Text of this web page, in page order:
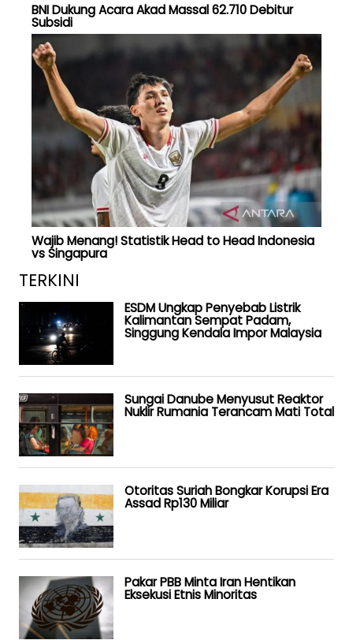
BNI Dukung Acara Akad Massal 62.710 Debitur
Subsidi
Wajib Menang! Statistik Head to Head Indonesia
vs Singapura
TERKINI
ESDM Ungkap Penyebab Listrik
Kalimantan Sempat Padam,
Singgung Kendala Impor Malaysia
Sungai Danube Menyusut Reaktor
Nuklir Rumania Terancam Mati Total
Otoritas Suriah Bongkar Korupsi Era
Assad Rp130 Miliar
Pakar PBB Minta Iran Hentikan
Eksekusi Etnis Minoritas